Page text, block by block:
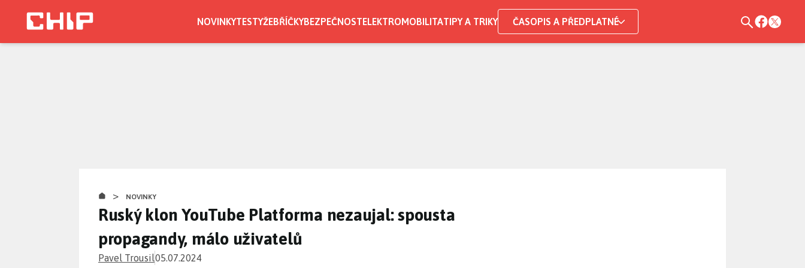
NOVINKYTESTYŽEBŘÍČKYBEZPEČNOSTELEKTROMOBILITATIPY A TRIKY ČASOPIS A PŘEDPLATNÉ
> NOVINKY
Ruský klon YouTube Platforma nezaujal: spousta
propagandy, málo uživatelů
Pavel Trousil05.07.2024